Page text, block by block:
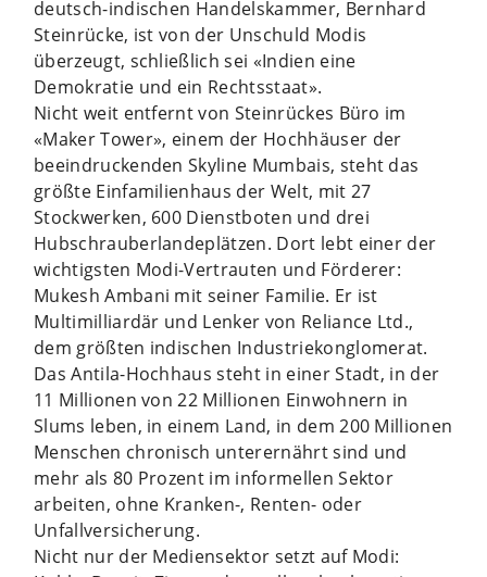
deutsch-indischen Handelskammer, Bernhard
Steinrücke, ist von der Unschuld Modis
überzeugt, schließlich sei «Indien eine
Demokratie und ein Rechtsstaat».
Nicht weit entfernt von Steinrückes Büro im
«Maker Tower», einem der Hochhäuser der
beeindruckenden Skyline Mumbais, steht das
größte Einfamilienhaus der Welt, mit 27
Stockwerken, 600 Dienstboten und drei
Hubschrauberlandeplätzen. Dort lebt einer der
wichtigsten Modi-Vertrauten und Förderer:
Mukesh Ambani mit seiner Familie. Er ist
Multimilliardär und Lenker von Reliance Ltd.,
dem größten indischen Industriekonglomerat.
Das Antila-Hochhaus steht in einer Stadt, in der
11 Millionen von 22 Millionen Einwohnern in
Slums leben, in einem Land, in dem 200 Millionen
Menschen chronisch unterernährt sind und
mehr als 80 Prozent im informellen Sektor
arbeiten, ohne Kranken-, Renten- oder
Unfallversicherung.
Nicht nur der Mediensektor setzt auf Modi: